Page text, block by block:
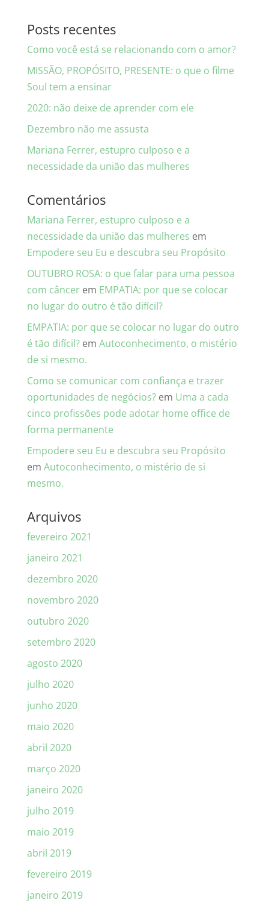
Posts recentes
Como você está se relacionando com o amor?
MISSÃO, PROPÓSITO, PRESENTE: o que o filme
Soul tem a ensinar
2020: não deixe de aprender com ele
Dezembro não me assusta
Mariana Ferrer, estupro culposo e a
necessidade da união das mulheres
Comentários
Mariana Ferrer, estupro culposo e a
necessidade da união das mulheres em
Empodere seu Eu e descubra seu Propósito
OUTUBRO ROSA: o que falar para uma pessoa
com câncerem EMPATIA: por que se colocar
no lugar do outro é tão difícil?
EMPATIA: por que se colocar no lugar do outro
é tão difícil?em Autoconhecimento, o mistério
de si mesmo.
Como se comunicar com confiança e trazer
oportunidades de negócios?em Uma a cada
cinco profissões pode adotar home office de
forma permanente
Empodere seu Eu e descubra seu Propósito
em Autoconhecimento, o mistério de si
mesmo.
Arquivos
fevereiro 2021
janeiro 2021
dezembro 2020
novembro 2020
outubro 2020
setembro 2020
agosto 2020
julho 2020
junho 2020
maio 2020
abril 2020
março 2020
janeiro 2020
julho 2019
maio 2019
abril 2019
fevereiro 2019
janeiro 2019